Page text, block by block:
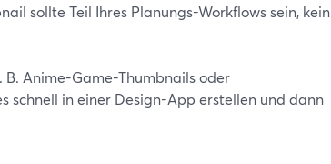
sollte Teil Ihres Planungs-Workflows sein, kein
B. Anime-Game-Thumbnails oder
schnell in einer Design-App erstellen und dann